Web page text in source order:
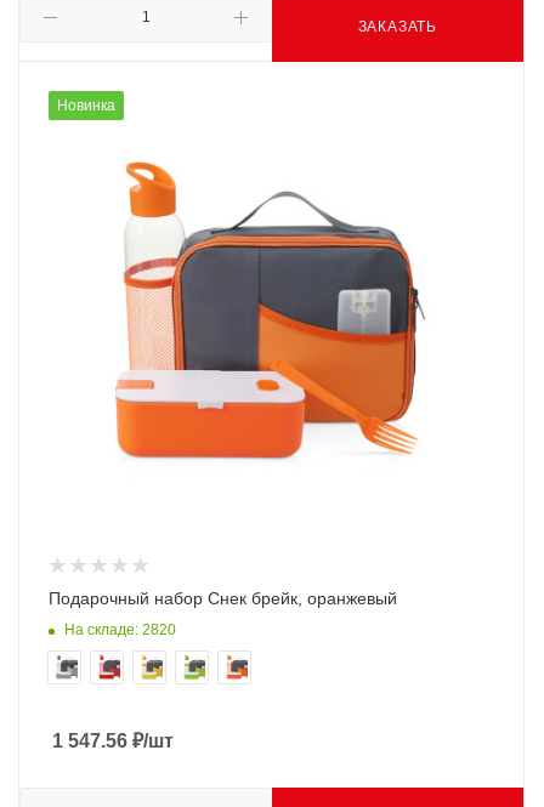
ЗАКАЗАТЬ
Новинка
Подарочный набор Снек брейк, оранжевый
На складе: 2820
1 547.56 ₽/шт